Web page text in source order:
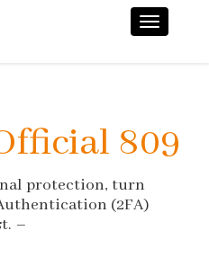
809
protection, turn
(2FA)
–